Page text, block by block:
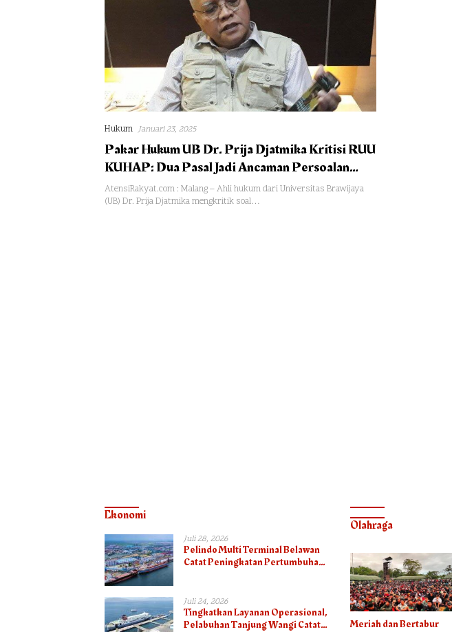
Hukum Januari 23, 2025
Pakar Hukum UB Dr. Prija Djatmika Kritisi RUU
KUHAP: Dua Pasal Jadi Ancaman Persoalan
Kewenangan Jaksa-Polisi
AtensiRakyat.com : Malang – Ahli hukum dari Universitas Brawijaya
(UB) Dr. Prija Djatmika mengkritik soal…
Ekonomi
Juli 28, 2026
Pelindo Multi Terminal Belawan
Catat Peningkatan Pertumbuhan
Juli 24, 2026
Tingkatkan Layanan Operasional,
Pelabuhan Tanjung Wangi Catat
Olahraga
Meriah dan Bertabur